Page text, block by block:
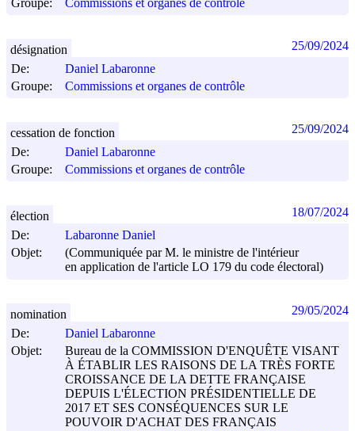
Groupe:
Commissions et organes de contrôle
De:
Daniel Labaronne
Groupe:
Commissions et organes de contrôle
désignation 25/09/2024
De:
Daniel Labaronne
Groupe:
Commissions et organes de contrôle
cessation de fonction 25/09/2024
De:
Labaronne Daniel
Objet:
(Communiquée par M. le ministre de l'intérieur
en application de l'article LO 179 du code électoral)
élection 18/07/2024
De:
Daniel Labaronne
Objet:
Bureau de la COMMISSION D'ENQUÊTE VISANT
À ÉTABLIR LES RAISONS DE LA TRÈS FORTE
CROISSANCE DE LA DETTE FRANÇAISE
DEPUIS L'ÉLECTION PRÉSIDENTIELLE DE
2017 ET SES CONSÉQUENCES SUR LE
POUVOIR D'ACHAT DES FRANÇAIS
nomination 29/05/2024